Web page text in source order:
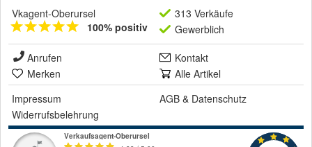
Vkagent-Oberursel
100% positiv
313 Verkäufe
Gewerblich
Anrufen
Kontakt
Merken
Alle Artikel
Impressum
AGB & Datenschutz
Widerrufsbelehrung